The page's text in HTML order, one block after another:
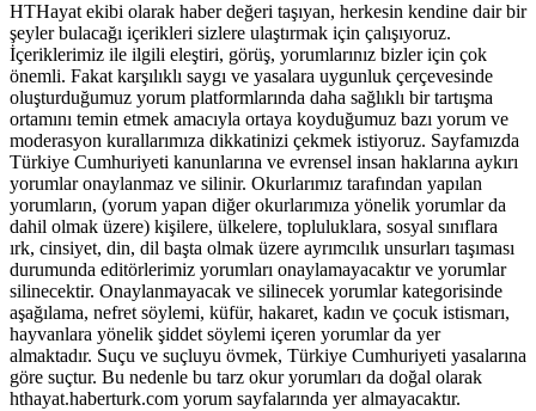
HTHayat ekibi olarak haber değeri taşıyan, herkesin kendine dair bir
şeyler bulacağı içerikleri sizlere ulaştırmak için çalışıyoruz.
İçeriklerimiz ile ilgili eleştiri, görüş, yorumlarınız bizler için çok
önemli. Fakat karşılıklı saygı ve yasalara uygunluk çerçevesinde
oluşturduğumuz yorum platformlarında daha sağlıklı bir tartışma
ortamını temin etmek amacıyla ortaya koyduğumuz bazı yorum ve
moderasyon kurallarımıza dikkatinizi çekmek istiyoruz. Sayfamızda
Türkiye Cumhuriyeti kanunlarına ve evrensel insan haklarına aykırı
yorumlar onaylanmaz ve silinir. Okurlarımız tarafından yapılan
yorumların, (yorum yapan diğer okurlarımıza yönelik yorumlar da
dahil olmak üzere) kişilere, ülkelere, topluluklara, sosyal sınıflara
ırk, cinsiyet, din, dil başta olmak üzere ayrımcılık unsurları taşıması
durumunda editörlerimiz yorumları onaylamayacaktır ve yorumlar
silinecektir. Onaylanmayacak ve silinecek yorumlar kategorisinde
aşağılama, nefret söylemi, küfür, hakaret, kadın ve çocuk istismarı,
hayvanlara yönelik şiddet söylemi içeren yorumlar da yer
almaktadır. Suçu ve suçluyu övmek, Türkiye Cumhuriyeti yasalarına
göre suçtur. Bu nedenle bu tarz okur yorumları da doğal olarak
hthayat.haberturk.com yorum sayfalarında yer almayacaktır.